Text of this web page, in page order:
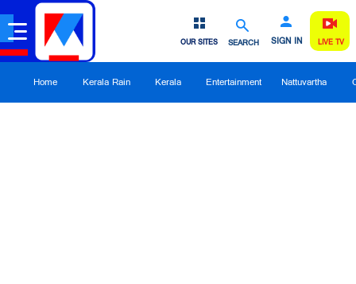
SEARCH SIGN IN
OUR SITES LIVE TV
Home Kerala Rain Kerala Entertainment Nattuvartha